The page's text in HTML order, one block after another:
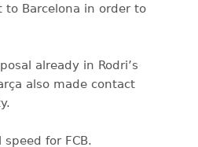
to Barcelona in order to
already in Rodri’s
also made contact
for FCB.